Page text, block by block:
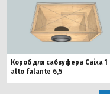
Короб для сабвуфера Caixa 1
alto falante 6,5